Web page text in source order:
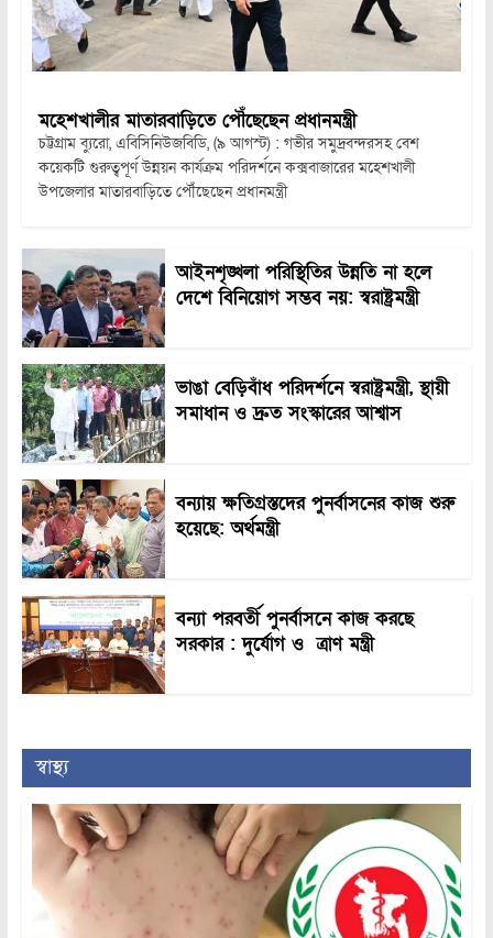
মহেশখালীর মাতারবাড়িতে পৌঁছেছেন প্রধানমন্ত্রী
চট্টগ্রাম ব্যুরো, এবিসিনিউজবিডি, (৯ আগস্ট) : গভীর সমুদ্রবন্দরসহ বেশ
কয়েকটি গুরুত্বপূর্ণ উন্নয়ন কার্যক্রম পরিদর্শনে কক্সবাজারের মহেশখালী
উপজেলার মাতারবাড়িতে পৌঁছেছেন প্রধানমন্ত্রী
আইনশৃঙ্খলা পরিস্থিতির উন্নতি না হলে
দেশে বিনিয়োগ সম্ভব নয়: স্বরাষ্ট্রমন্ত্রী
ভাঙা বেড়িবাঁধ পরিদর্শনে স্বরাষ্ট্রমন্ত্রী, স্থায়ী
সমাধান ও দ্রুত সংস্কারের আশ্বাস
বন্যায় ক্ষতিগ্রস্তদের পুনর্বাসনের কাজ শুরু
হয়েছে: অর্থমন্ত্রী
বন্যা পরবর্তী পুনর্বাসনে কাজ করছে
সরকার : দুর্যোগ ও ত্রাণ মন্ত্রী
স্বাস্থ্য